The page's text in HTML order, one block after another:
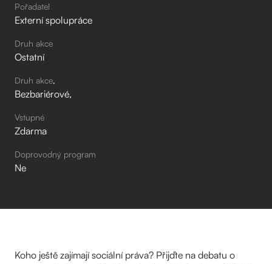
Pořadatel
Externí spolupráce
Druh akce
Ostatní
Druh akce
Bezbariérové
Vstupné
Zdarma
Doprovodný program
Ne
Koho ještě zajímají sociální práva? Přijďte na debatu o